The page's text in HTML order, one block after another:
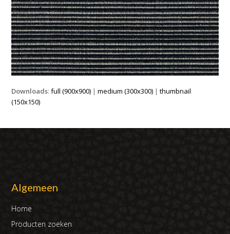
Downloads:full (900x900) |medium (300x300) |thumbnail
(150x150)
Algemeen
Home
Producten zoeken